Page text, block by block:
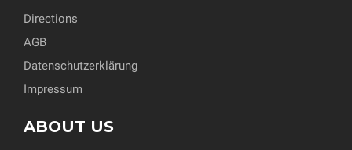
Directions
AGB
Datenschutzerklärung
Impressum
ABOUT US